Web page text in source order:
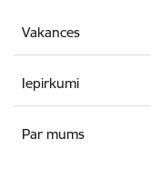
Vakances
Iepirkumi
Par mums